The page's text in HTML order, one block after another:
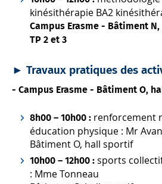
kinésithérapie BA2
Campus Erasme - Bâtiment
TP 2 et 3
► Travaux pratiques des
- Campus Erasme - Bâtiment O,
8h00 – 10h00 : renforcement
éducation physique : Mr
Bâtiment O, hall sportif
10h00 – 12h00 : sports
: Mme Tonneau